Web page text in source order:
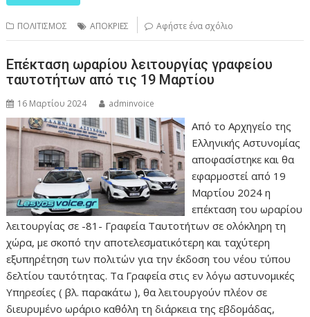
ΠΟΛΙΤΙΣΜΟΣ ΑΠΟΚΡΙΕΣ Αφήστε ένα σχόλιο
Επέκταση ωραρίου λειτουργίας γραφείου
ταυτοτήτων από τις 19 Μαρτίου
16 Μαρτίου 2024 adminvoice
Από το Αρχηγείο της
Ελληνικής Αστυνομίας
αποφασίστηκε και θα
εφαρμοστεί από 19
Μαρτίου 2024 η
επέκταση του ωραρίου
λειτουργίας σε -81- Γραφεία Ταυτοτήτων σε ολόκληρη τη
χώρα, με σκοπό την αποτελεσματικότερη και ταχύτερη
εξυπηρέτηση των πολιτών για την έκδοση του νέου τύπου
δελτίου ταυτότητας. Τα Γραφεία στις εν λόγω αστυνομικές
Υπηρεσίες ( βλ. παρακάτω ), θα λειτουργούν πλέον σε
διευρυμένο ωράριο καθ΄όλη τη διάρκεια της εβδομάδας,